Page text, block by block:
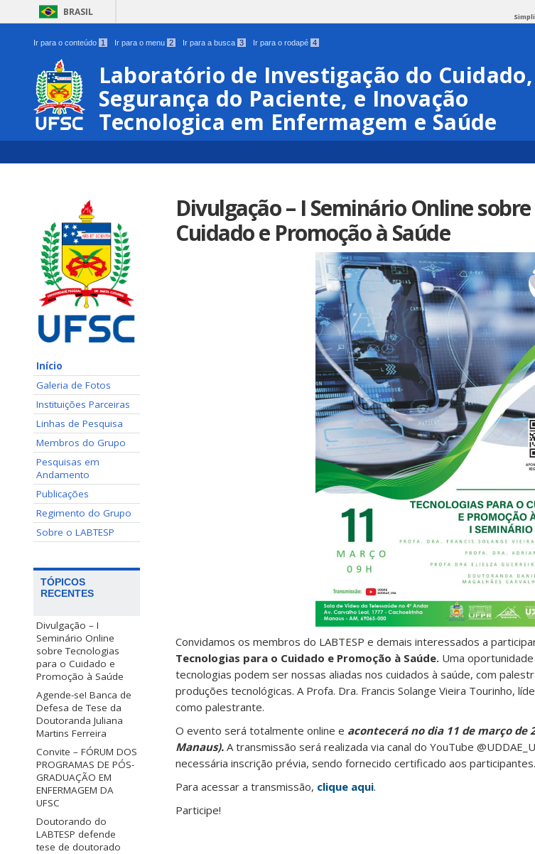
BRASIL
Ir para o conteúdo 1 Ir para o menu 2 Ir para a busca 3 Ir para o rodapé 4
Laboratório de Investigação do Cuidado,
Segurança do Paciente, e Inovação
Tecnologica em Enfermagem e Saúde
Início
Galeria de Fotos
Instituições Parceiras
Linhas de Pesquisa
Membros do Grupo
Pesquisas em
Andamento
Publicações
Regimento do Grupo
Sobre o LABTESP
TÓPICOS
RECENTES
Divulgação – I
Seminário Online
sobre Tecnologias
para o Cuidado e
Promoção à Saúde
Agende-se! Banca de
Defesa de Tese da
Doutoranda Juliana
Martins Ferreira
Convite – FÓRUM DOS
PROGRAMAS DE PÓS-
GRADUAÇÃO EM
ENFERMAGEM DA
UFSC
Doutorando do
LABTESP defende
tese de doutorado
Divulgação – I Seminário Online
Cuidado e Promoção à Saúde
Convidamos os membros do LABTESP e demais interessados a
Tecnologias para o Cuidado e Promoção à Saúde. Uma
tecnologias podem ser nossas aliadas nos cuidados à saúde, com
produções tecnológicas. A Profa. Dra. Francis Solange Vieira Tourinho,
como palestrante.
O evento será totalmente online e acontecerá no dia 11 de março de
Manaus). A transmissão será realizada via canal do YouTube
necessária inscrição prévia, sendo fornecido certificado aos participantes.
Para acessar a transmissão, clique aqui.
Participe!